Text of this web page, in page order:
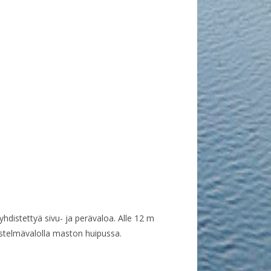
sivu- ja perävaloa. Alle 12 m
maston huipussa.